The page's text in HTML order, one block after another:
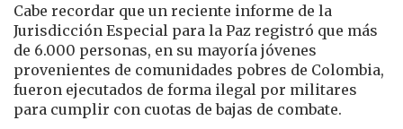
Cabe recordar que un reciente informe de la
Jurisdicción Especial para la Paz registró que más
de 6.000 personas, en su mayoría jóvenes
provenientes de comunidades pobres de Colombia,
fueron ejecutados de forma ilegal por militares
para cumplir con cuotas de bajas de combate.